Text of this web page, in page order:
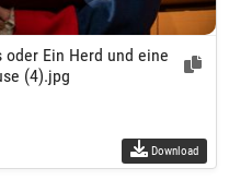
oder Ein Herd und eine
(4).jpg
Download